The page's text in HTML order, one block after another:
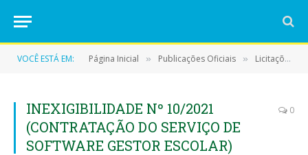
VOCÊ ESTÁ EM: Página Inicial » Publicações Oficiais » Licitações
INEXIGIBILIDADE Nº 10/2021
(CONTRATAÇÃO DO SERVIÇO DE
SOFTWARE GESTOR ESCOLAR)
0